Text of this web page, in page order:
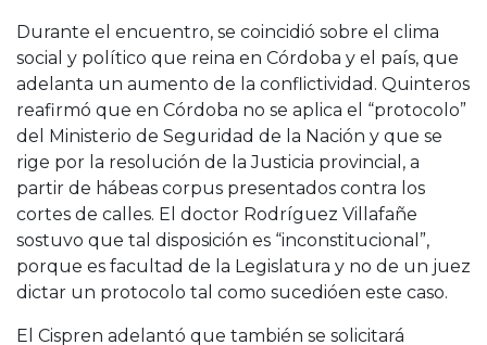
Durante el encuentro, se coincidió sobre el clima
social y político que reina en Córdoba y el país, que
adelanta un aumento de la conflictividad. Quinteros
reafirmó que en Córdoba no se aplica el “protocolo”
del Ministerio de Seguridad de la Nación y que se
rige por la resolución de la Justicia provincial, a
partir de hábeas corpus presentados contra los
cortes de calles. El doctor Rodríguez Villafañe
sostuvo que tal disposición es “inconstitucional”,
porque es facultad de la Legislatura y no de un juez
dictar un protocolo tal como sucedióen este caso.
El Cispren adelantó que también se solicitará